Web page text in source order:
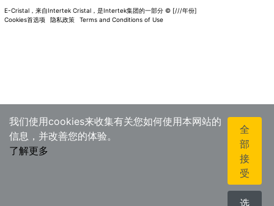
E-Cristal，来自Intertek Cristal，是Intertek集团的一部分 © [///年份]
Cookies首选项
隐私政策 Terms and Conditions of Use
我们使用cookies来收集有关您如何使用本网站的
信息，并改善您的体验。
了解更多
全
部
接
受
选